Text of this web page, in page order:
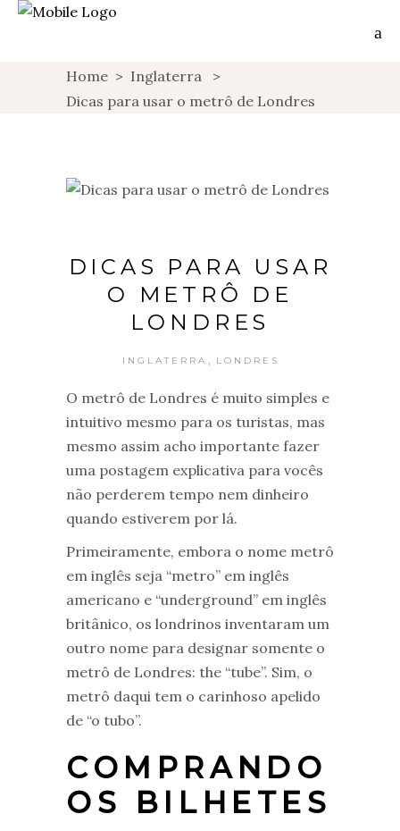
Home > Inglaterra
>
Dicas para usar o metrô de Londres
DICAS PARA USAR
O METRÔ DE
LONDRES
INGLATERRA LONDRES
O metrô de Londres é muito simples e
intuitivo mesmo para os turistas, mas
mesmo assim acho importante fazer
uma postagem explicativa para vocês
não perderem tempo nem dinheiro
quando estiverem por lá.
Primeiramente, embora o nome metrô
em inglês seja “metro” em inglês
americano e “underground” em inglês
britânico, os londrinos inventaram um
outro nome para designar somente o
metrô de Londres: the “tube”. Sim, o
metrô daqui tem o carinhoso apelido
de “o tubo”.
COMPRANDO
OS BILHETES